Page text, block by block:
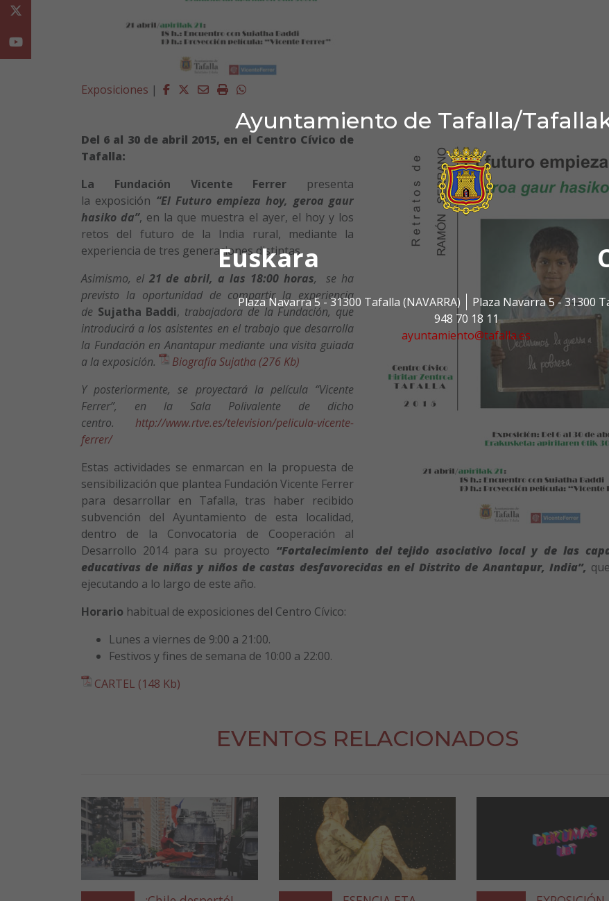
Ayuntamiento de Tafalla/
Euskara
Plaza Navarra 5 - 31300 Tafalla (NAVARRA)
Plaza Navarra 5 - 31300
948 70 18 11
ayuntamiento@tafalla.es
Exposiciones | Facebook
Twitter
EmailImprimirWhatsapp
Del 6 al 30 de abril 2015, en el Centro Cívico de
Tafalla:
La Fundación Vicente Ferrer presenta
la exposición “El Futuro empieza hoy, geroa gaur
hasiko da”, en la que muestra el ayer, el hoy y los
retos del futuro de la India rural, mediante la
experiencia de tres generaciones distintas.
Asimismo, el 21 de abril, a las 18:00 horas, se ha
previsto la oportunidad de compartir la experiencia
de Sujatha Baddi, trabajadora de la Fundación, que
introducirá a los asistentes en el trabajo que desarrolla
la Fundación en Anantapur mediante una visita guiada
a la exposición.
Biografía Sujatha (276 Kb)
Y posteriormente, se proyectará la película “Vicente
Ferrer”, en la Sala Polivalente de dicho
centro. http://www.rtve.es/television/pelicula-vicente-
ferrer/
Estas actividades se enmarcan en la propuesta de
sensibilización que plantea Fundación Vicente Ferrer
para desarrollar en Tafalla, tras haber recibido
subvención del Ayuntamiento de esta localidad,
dentro de la Convocatoria de Cooperación al
Desarrollo 2014 para su proyecto “Fortalecimiento del tejido asociativo local y de las
educativas de niñas y niños de castas desfavorecidas en el Distrito de Anantapur, India”,
ejecutando a lo largo de este año.
Horario habitual de exposiciones del Centro Cívico:
Lunes a viernes de 9:00 a 21:00.
Festivos y fines de semana de 10:00 a 22:00.
CARTEL (148 Kb)
EVENTOS RELACIONADOS
Youtube